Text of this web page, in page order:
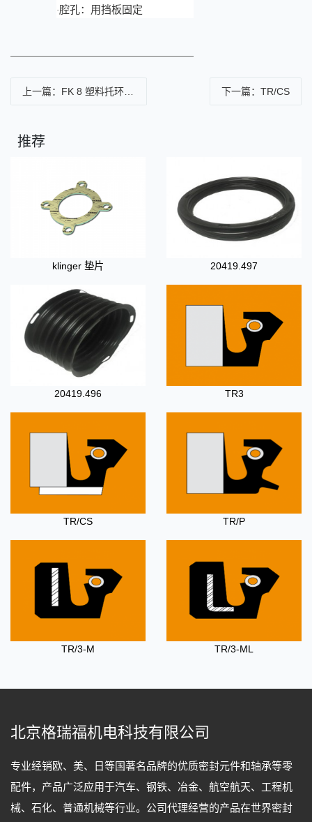
·腔孔：用挡板固定
上一篇：FK 8 塑料托环密封 下一篇：TR/CS
推荐
klinger 垫片 20419.497
20419.496 TR3
TR/CS TR/P
TR/3-M TR/3-ML
北京格瑞福机电科技有限公司
专业经销欧、美、日等国著名品牌的优质密封元件和轴承等零
配件，产品广泛应用于汽车、钢铁、冶金、航空航天、工程机
械、石化、普通机械等行业。公司代理经营的产品在世界密封